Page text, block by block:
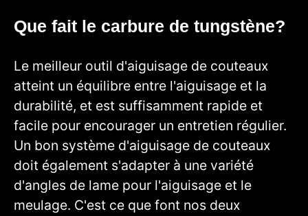
Que fait le carbure de tungstène?
Le meilleur outil d'aiguisage de couteaux
atteint un équilibre entre l'aiguisage et la
durabilité, et est suffisamment rapide et
facile pour encourager un entretien régulier.
Un bon système d'aiguisage de couteaux
doit également s'adapter à une variété
d'angles de lame pour l'aiguisage et le
meulage. C'est ce que font nos deux